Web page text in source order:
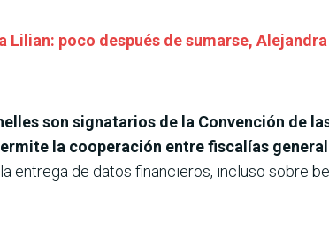
Lilian: poco después de sumarse,
son signatarios de la Convención de
la cooperación entre fiscalías
entrega de datos financieros, incluso sobre